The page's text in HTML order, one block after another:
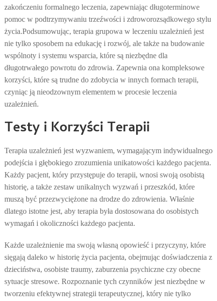
zakończeniu formalnego leczenia, zapewniając długoterminowe
pomoc w podtrzymywaniu trzeźwości i zdroworozsądkowego stylu
życia.Podsumowując, terapia grupowa w leczeniu uzależnień jest
nie tylko sposobem na edukację i rozwój, ale także na budowanie
wspólnoty i systemu wsparcia, które są niezbędne dla
długotrwałego powrotu do zdrowia. Zapewnia ona kompleksowe
korzyści, które są trudne do zdobycia w innych formach terapii,
czyniąc ją nieodzownym elementem w procesie leczenia
uzależnień.
Testy i Korzyści Terapii
Terapia uzależnień jest wyzwaniem, wymagającym indywidualnego
podejścia i głębokiego zrozumienia unikatowości każdego pacjenta.
Każdy pacjent, który przystępuje do terapii, wnosi swoją osobistą
historię, a także zestaw unikalnych wyzwań i przeszkód, które
muszą być przezwyciężone na drodze do zdrowienia. Właśnie
dlatego istotne jest, aby terapia była dostosowana do osobistych
wymagań i okoliczności każdego pacjenta.
Każde uzależnienie ma swoją własną opowieść i przyczyny, które
sięgają daleko w historię życia pacjenta, obejmując doświadczenia z
dzieciństwa, osobiste traumy, zaburzenia psychiczne czy obecne
sytuacje stresowe. Rozpoznanie tych czynników jest niezbędne w
tworzeniu efektywnej strategii terapeutycznej, który nie tylko